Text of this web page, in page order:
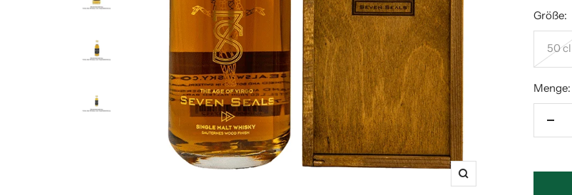
Zoom
Größe:
50 cl
Menge: